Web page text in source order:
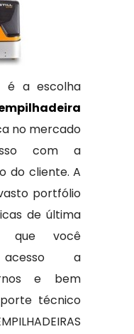
é a escolha
no mercado
com a
do cliente. A
portfólio
de última
que você
a
e bem
técnico